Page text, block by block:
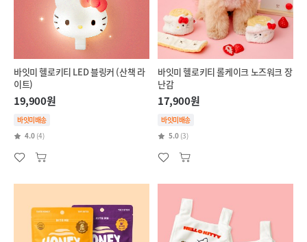
바잇미 헬로키티 LED 블링커 (산책 라
이트)
19,900원
바잇미배송
4.0 (4)
바잇미 헬로키티 롤케이크 노즈워크 장
난감
17,900원
바잇미배송
5.0 (3)